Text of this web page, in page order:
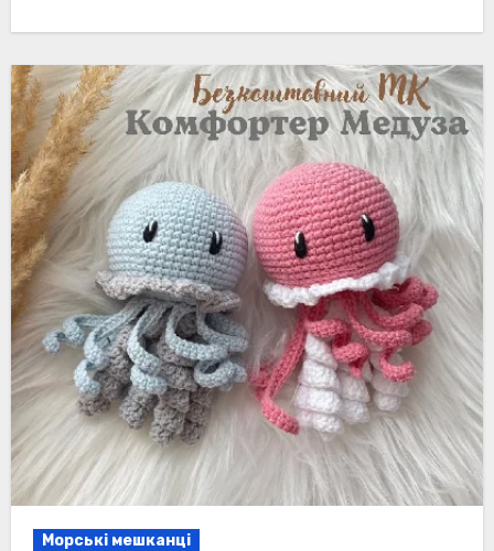
Морські мешканці